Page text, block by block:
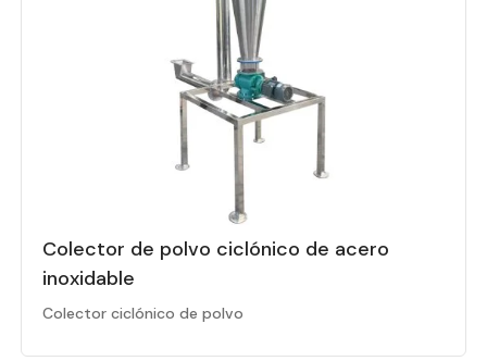
Colector de polvo ciclónico de acero
inoxidable
Colector ciclónico de polvo